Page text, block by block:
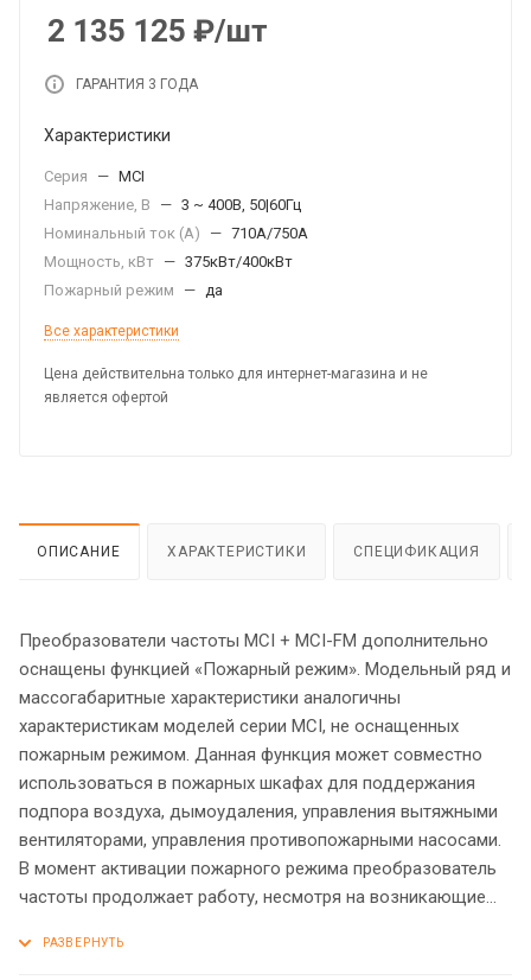
2 135 125 ₽/шт
ГАРАНТИЯ 3 ГОДА
Характеристики
Серия — MCI
Напряжение, В
— 3 ~ 400В, 50|60Гц
Номинальный ток (А)
— 710A/750A
Мощность, кВт — 375кВт/400кВт
Пожарный режим
— да
Все характеристики
Цена действительна только для интернет-магазина и не
является офертой
ОПИСАНИЕ ХАРАКТЕРИСТИКИ СПЕЦИФИКАЦИЯ
Преобразователи частоты МCI + MCI-FM дополнительно
оснащены функцией «Пожарный режим». Модельный ряд и
массогабаритные характеристики аналогичны
характеристикам моделей серии МCI, не оснащенных
пожарным режимом. Данная функция может совместно
использоваться в пожарных шкафах для поддержания
подпора воздуха, дымоудаления, управления вытяжными
вентиляторами, управления противопожарными насосами.
В момент активации пожарного режима преобразователь
частоты продолжает работу, несмотря на возникающие